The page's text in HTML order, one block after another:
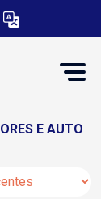
E AUTO